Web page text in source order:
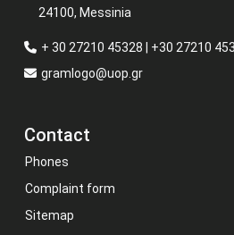
24100, Messinia
+ 30 27210 45328 | +30 27210
gramlogo@uop.gr
Contact
Phones
Complaint form
Sitemap